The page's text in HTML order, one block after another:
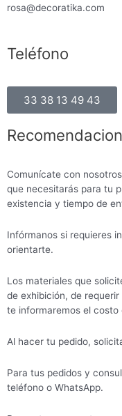
rosa@decoratika.com
Teléfono
33 38 13 49 43
Comunícate con
que necesitarás para tu
existencia y tiempo de
Infórmanos si requieres
orientarte.
Los materiales que
de exhibición, de
te informaremos el costo
Al hacer tu pedido,
Para tus pedidos y
teléfono o WhatsApp.